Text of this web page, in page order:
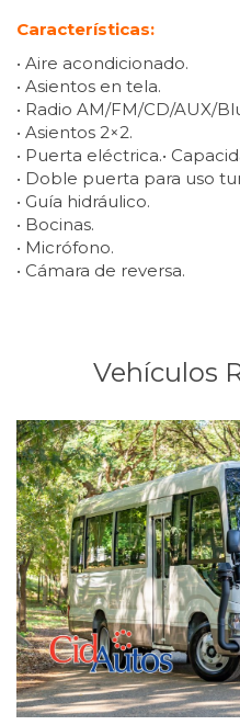
Características:
• Aire acondicionado.
• Asientos en tela.
• Radio AM/FM/CD/AUX/
• Asientos 2×2.
• Puerta eléctrica.•
• Doble puerta para uso
• Guía hidráulico.
• Bocinas.
• Micrófono.
• Cámara de reversa.
Vehículos